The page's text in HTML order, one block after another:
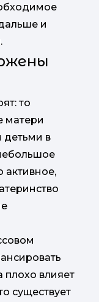
и
то
матери
детьми в
активное,
влияет
существует